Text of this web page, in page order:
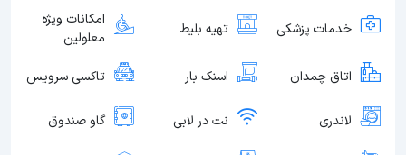
خدمات پزشکی تهیه بلیط
امکانات ویژه
معلولین
اتاق چمدان اسنک بار تاکسی سرویس
لاندری نت در لابی گاو صندوق